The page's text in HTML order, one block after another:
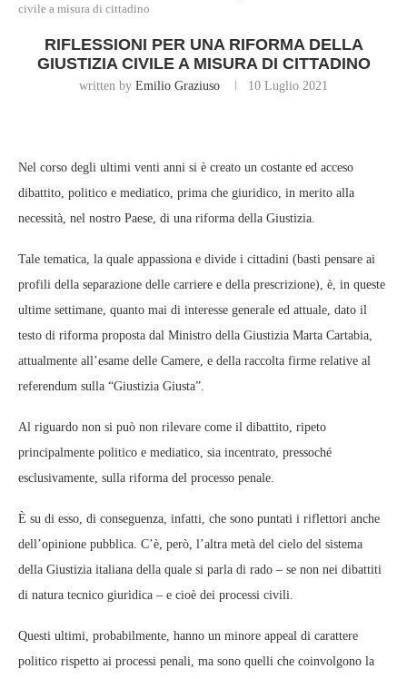
civile a misura di cittadino
RIFLESSIONI PER UNA RIFORMA DELLA
GIUSTIZIA CIVILE A MISURA DI CITTADINO
written by Emilio Graziuso 10 Luglio 2021
Nel corso degli ultimi venti anni si è creato un costante ed acceso
dibattito, politico e mediatico, prima che giuridico, in merito alla
necessità, nel nostro Paese, di una riforma della Giustizia.
Tale tematica, la quale appassiona e divide i cittadini (basti pensare ai
profili della separazione delle carriere e della prescrizione), è, in queste
ultime settimane, quanto mai di interesse generale ed attuale, dato il
testo di riforma proposta dal Ministro della Giustizia Marta Cartabia,
attualmente all’esame delle Camere, e della raccolta firme relative al
referendum sulla “Giustizia Giusta”.
Al riguardo non si può non rilevare come il dibattito, ripeto
principalmente politico e mediatico, sia incentrato, pressoché
esclusivamente, sulla riforma del processo penale.
È su di esso, di conseguenza, infatti, che sono puntati i riflettori anche
dell’opinione pubblica. C’è, però, l’altra metà del cielo del sistema
della Giustizia italiana della quale si parla di rado – se non nei dibattiti
di natura tecnico giuridica – e cioè dei processi civili.
Questi ultimi, probabilmente, hanno un minore appeal di carattere
politico rispetto ai processi penali, ma sono quelli che coinvolgono la